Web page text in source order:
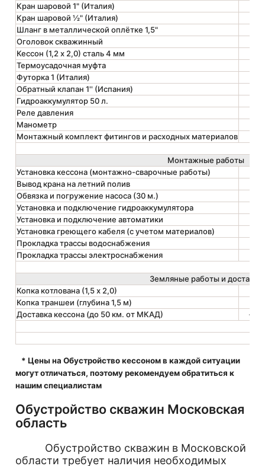
Кран шаровой 1" (Италия)
Кран шаровой ½" (Италия)
Шланг в металли­ческой оплётке 1,5"
Оголовок скважинный
Кессон (1,2 х 2,0) сталь 4 мм
Термоусадочная муфта
Футорка 1 (Италия)
Обратный клапан 1'' (Испания)
Гидроаккумулятор 50 л.
Реле давления
Манометр
Монтаж­ный комплект фитингов и расхо­дных матери­алов
Монтажные работы
Установка кессона (монтажно-сварочные работы)
Вывод крана на летний полив
Обвязка и погружение насоса (30 м.)
Установка и подключение гидроаккумулятора
Установка и подключение автоматики
Установка греющего кабеля (с учетом материалов)
Прокладка трассы водоснабжения
Прокладка трассы электроснабжения
Земляные работы и доставка
Копка котлована (1,5 х 2,0)
Копка траншеи (глубина 1,5 м)
Доставка кессона (до 50 км. от МКАД)
—
* Цены на Обустройство кессоном в каждой ситуации
могут отличаться, поэтому рекомендуем обратиться к
нашим специалистам
Обустройство скважин Московская
область
Обустройство скважин в Московской
области требует наличия необходимых